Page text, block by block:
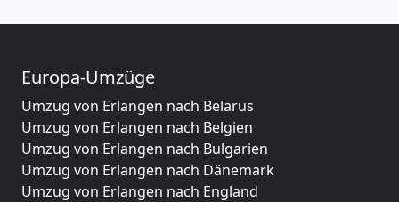
Europa-Umzüge
Umzug von Erlangen nach Belarus
Umzug von Erlangen nach Belgien
Umzug von Erlangen nach Bulgarien
Umzug von Erlangen nach Dänemark
Umzug von Erlangen nach England